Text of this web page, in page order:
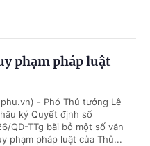
phạm pháp luật
- Phó Thủ tướng Lê
ký Quyết định số
QĐ-TTg bãi bỏ một số văn
phạm pháp luật của Thủ...